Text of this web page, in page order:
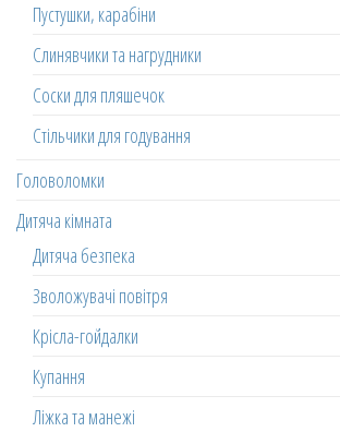
Пустушки, карабіни
Слинявчики та нагрудники
Соски для пляшечок
Стільчики для годування
Головоломки
Дитяча кімната
Дитяча безпека
Зволожувачі повітря
Крісла-гойдалки
Купання
Ліжка та манежі